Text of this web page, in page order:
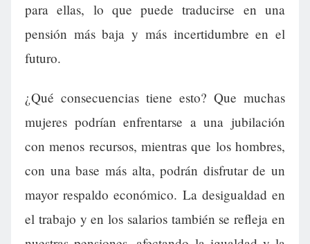
para ellas, lo que puede traducirse en una
pensión más baja y más incertidumbre en el
futuro.
¿Qué consecuencias tiene esto? Que muchas
mujeres podrían enfrentarse a una jubilación
con menos recursos, mientras que los hombres,
con una base más alta, podrán disfrutar de un
mayor respaldo económico. La desigualdad en
el trabajo y en los salarios también se refleja en